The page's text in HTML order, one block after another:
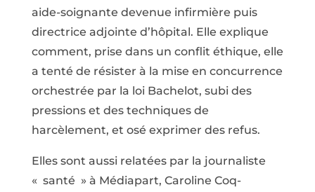
aide-soignante devenue infirmière puis
directrice adjointe d’hôpital. Elle explique
comment, prise dans un conflit éthique, elle
a tenté de résister à la mise en concurrence
orchestrée par la loi Bachelot, subi des
pressions et des techniques de
harcèlement, et osé exprimer des refus.
Elles sont aussi relatées par la journaliste
« santé » à Médiapart, Caroline Coq-